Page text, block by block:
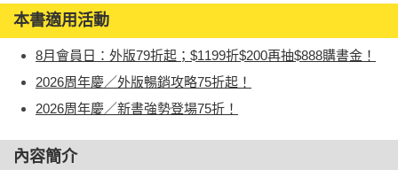
本書適用活動
8月會員日：外版79折起；$1199折$200再抽$888購書金！
2026周年慶／外版暢銷攻略75折起！
2026周年慶／新書強勢登場75折！
內容簡介